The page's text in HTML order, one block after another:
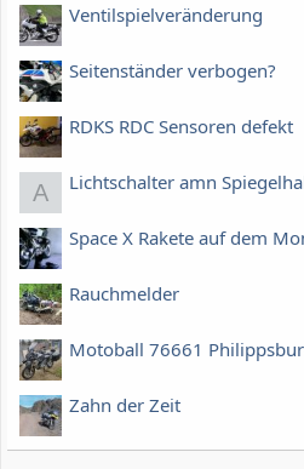
Ventilspielveränderung
Seitenständer verbogen?
RDKS RDC Sensoren defekt
A Lichtschalter amn
Space X Rakete auf dem
Rauchmelder
Motoball 76661
Zahn der Zeit